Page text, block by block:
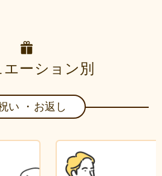
ーション別
い ・お返し